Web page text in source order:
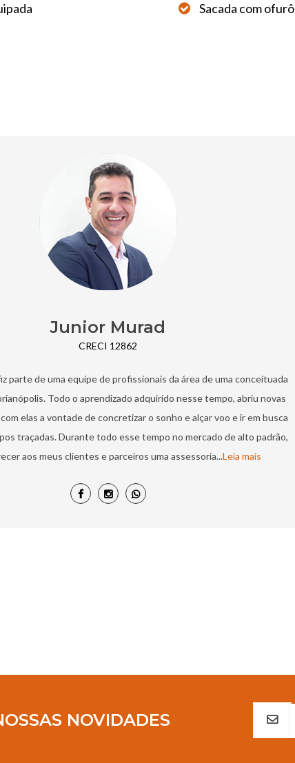
Sacada com ofurô
Junior Murad
CRECI 12862
parte de uma equipe de profissionais da área de uma conceituada
Todo o aprendizado adquirido nesse tempo, abriu novas
elas a vontade de concretizar o sonho e alçar voo e ir em busca
traçadas.​ Durante todo esse tempo no mercado de alto padrão,
aos meus clientes e parceiros uma assessoria...Leia mais
NOVIDADES